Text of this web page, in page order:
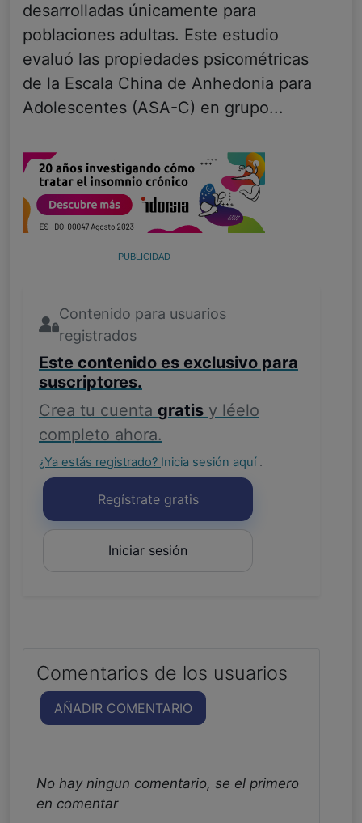
desarrolladas únicamente para
poblaciones adultas. Este estudio
evaluó las propiedades psicométricas
de la Escala China de Anhedonia para
Adolescentes (ASA-C) en grupo...
PUBLICIDAD
Contenido para usuarios
registrados
Este contenido es exclusivo para
suscriptores.
Crea tu cuenta gratis y léelo
completo ahora.
¿Ya estás registrado? Inicia sesión aquí .
Regístrate gratis
Iniciar sesión
Comentarios de los usuarios
AÑADIR COMENTARIO
No hay ningun comentario, se el primero
en comentar